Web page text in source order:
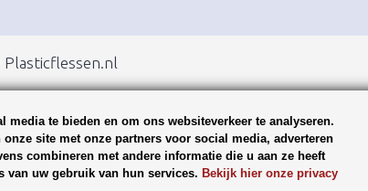
te bieden en om ons websiteverkeer te analyseren.
site met onze partners voor social media, adverteren
combineren met andere informatie die u aan ze heeft
van uw gebruik van hun services. Bekijk hier onze privacy